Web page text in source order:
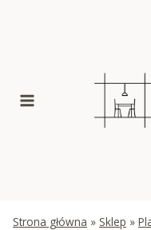
Strona główna » Sklep »